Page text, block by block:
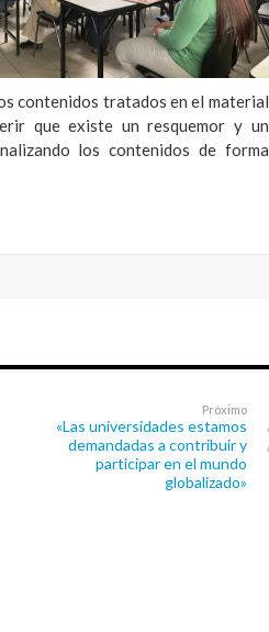
contenidos tratados en el material
que existe un resquemor y un
los contenidos de forma
Próximo
«Las universidades estamos
demandadas a contribuir y
participar en el mundo
globalizado»